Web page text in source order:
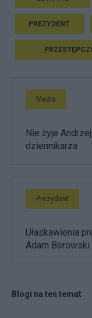
PREZYDENT
Media
Nie żyje
dziennikarza
Prezydent
Ułaskawienia
Adam
Blogi na ten temat